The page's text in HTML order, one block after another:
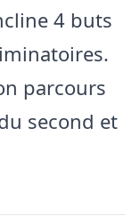
4 buts
parcours
second et